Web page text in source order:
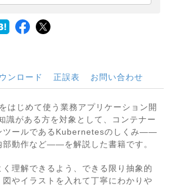
ンロード 正誤表 お問い合わせ
はじめて使う業務アプリケーション開
識がある方を対象として、コンテナー
ツールであるKubernetesのしくみ――
部動作など――を解説した書籍です。
理解できるよう、できる限り抽象的
図やイラストを入れて丁寧にわかりや